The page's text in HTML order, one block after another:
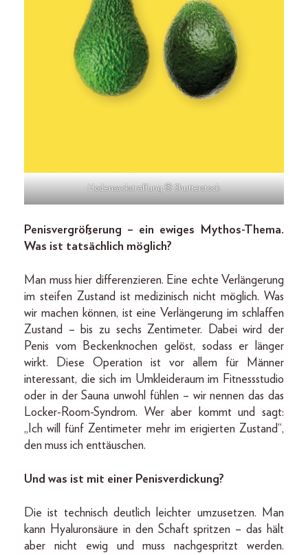
Hodensackstraffung © Shutterstock
Penisvergrößerung – ein ewiges Mythos-Thema.
Was ist tatsächlich möglich?
Man muss hier differenzieren. Eine echte Verlängerung
im steifen Zustand ist medizinisch nicht möglich. Was
wir machen können, ist eine Verlängerung im schlaffen
Zustand – bis zu sechs Zentimeter. Dabei wird der
Penis vom Beckenknochen gelöst, sodass er länger
wirkt. Diese Operation ist vor allem für Männer
interessant, die sich im Umkleideraum im Fitnessstudio
oder in der Sauna unwohl fühlen – wir nennen das das
Locker-Room-Syndrom. Wer aber kommt und sagt:
„Ich will fünf Zentimeter mehr im erigierten Zustand“,
den muss ich enttäuschen.
Und was ist mit einer Penisverdickung?
Die ist technisch deutlich leichter umzusetzen. Man
kann Hyaluronsäure in den Schaft spritzen – das hält
aber nicht ewig und muss nachgespritzt werden.